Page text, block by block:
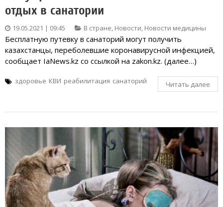
отдых в санатории
19.05.2021 | 09:45 В стране, Новости, Новости медицины
Бесплатную путевку в санаторий могут получить
казахстанцы, переболевшие коронавирусной инфекцией,
сообщает IaNews.kz со ссылкой на zakon.kz. (далее…)
здоровье КВИ реабилитация санаторий Читать далее